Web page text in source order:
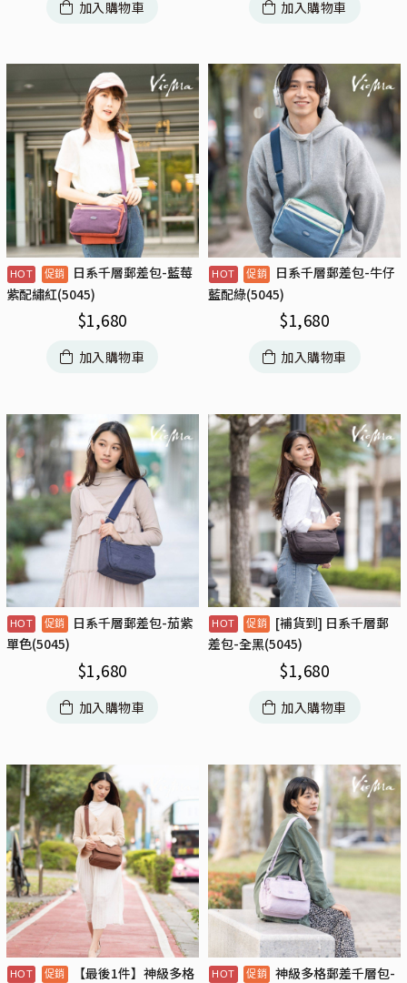
加入購物車 加入購物車
日系千層郵差包-藍莓
紫配繡紅(5045)
$1,680
加入購物車
日系千層郵差包-牛仔
藍配綠(5045)
$1,680
加入購物車
日系千層郵差包-茄紫
單色(5045)
$1,680
加入購物車
[補貨到] 日系千層郵
差包-全黑(5045)
$1,680
加入購物車
【最後1件】神級多格
神級多格郵差千層包-